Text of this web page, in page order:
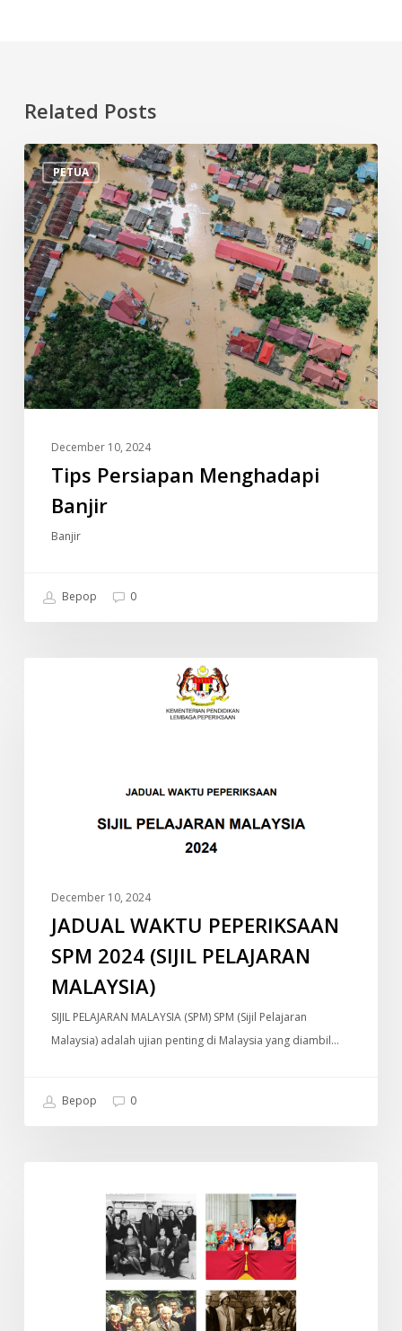
Related Posts
PETUA
Tips
Persiapan
Menghadapi
Banjir
December 10, 2024
Tips Persiapan Menghadapi
Banjir
Banjir
Bepop 0
December 10, 2024
JADUAL WAKTU PEPERIKSAAN
SPM 2024 (SIJIL PELAJARAN
MALAYSIA)
SIJIL PELAJARAN MALAYSIA (SPM) SPM (Sijil Pelajaran
Malaysia) adalah ujian penting di Malaysia yang diambil…
Bepop 0
DOKUMENTARI